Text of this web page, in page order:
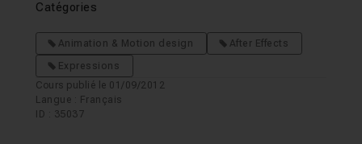
Catégories
Animation & Motion design
After Effects
Expressions
Cours publié le 01/09/2012
Langue : Français
ID : 35037